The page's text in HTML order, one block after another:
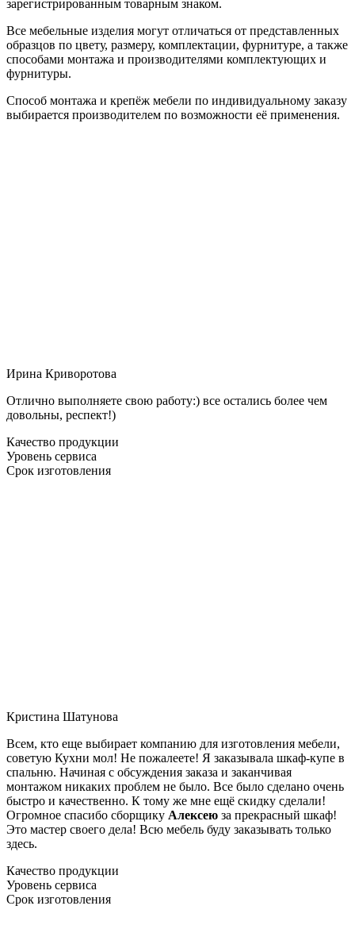
зарегистрированным товарным знаком.
Все мебельные изделия могут отличаться от представленных
образцов по цвету, размеру, комплектации, фурнитуре, а также
способами монтажа и производителями комплектующих и
фурнитуры.
Способ монтажа и крепёж мебели по индивидуальному заказу
выбирается производителем по возможности её применения.
Ирина Криворотова
Отлично выполняете свою работу:) все остались более чем
довольны, респект!)
Качество продукции
Уровень сервиса
Срок изготовления
Кристина Шатунова
Всем, кто еще выбирает компанию для изготовления мебели,
советую Кухни мол! Не пожалеете! Я заказывала шкаф-купе в
спальню. Начиная с обсуждения заказа и заканчивая
монтажом никаких проблем не было. Все было сделано очень
быстро и качественно. К тому же мне ещё скидку сделали!
Огромное спасибо сборщику Алексею за прекрасный шкаф!
Это мастер своего дела! Всю мебель буду заказывать только
здесь.
Качество продукции
Уровень сервиса
Срок изготовления